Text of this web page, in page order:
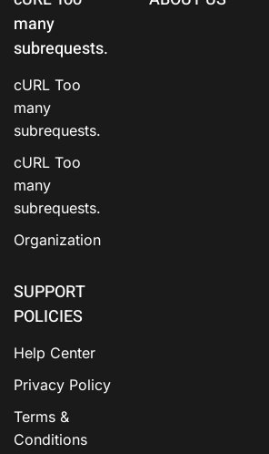
many
subrequests.
cURL Too
many
subrequests.
cURL Too
many
subrequests.
Organization
SUPPORT
POLICIES
Help Center
Privacy Policy
Terms &
Conditions